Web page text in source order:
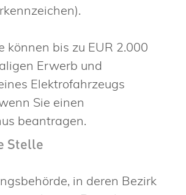
können bis zu EUR 2.000
Erwerb und
Elektrofahrzeugs
Sie einen
beantragen.
Stelle
in deren Bezirk